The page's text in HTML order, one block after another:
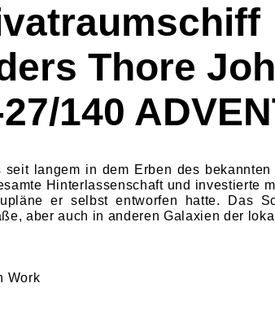
Thore
140
langem in dem Erben des
Hin­terlassenschaft und investierte
er selbst entworfen hatte. Das
aber auch in anderen Galaxien der
Work